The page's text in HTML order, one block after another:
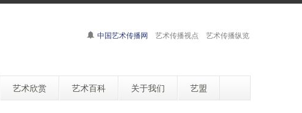
中国艺术传播网 艺术传播视点 艺术传播纵览
艺术欣赏 艺术百科 关于我们 艺盟